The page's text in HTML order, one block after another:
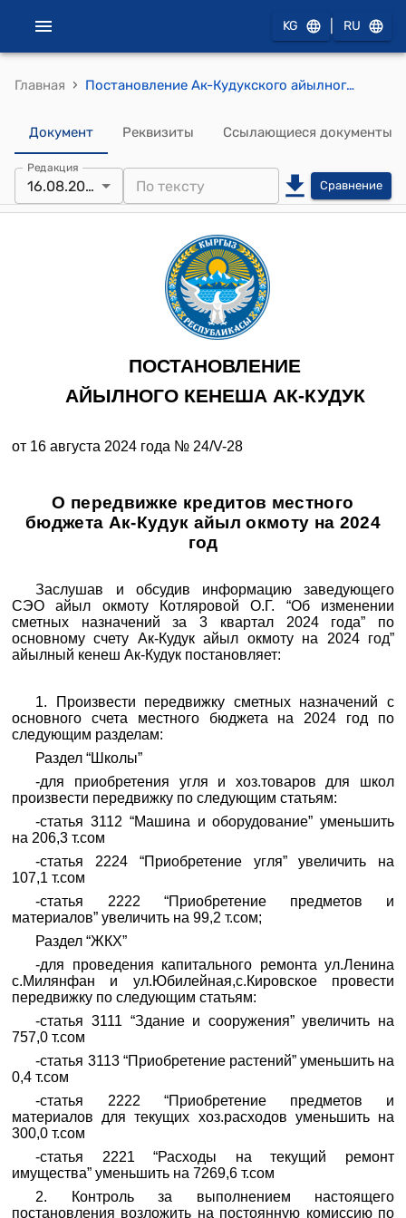
KG RU
Главная › Постановление Ак-Кудукского айылного кенеша от 16 августа 2024 года № 24/V-28 "О передвижке кредитов местного бюджета Ак-Кудук айыл окмоту на 2024 год"
Документ Реквизиты Ссылающиеся документы
Редакция
16.08.2024 Сравнение